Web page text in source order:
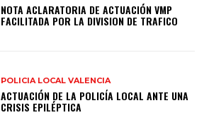
NOTA ACLARATORIA DE ACTUACIÓN VMP
FACILITADA POR LA DIVISION DE TRAFICO
POLICIA LOCAL VALENCIA
ACTUACIÓN DE LA POLICÍA LOCAL ANTE UNA
CRISIS EPILÉPTICA